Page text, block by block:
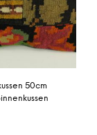
50cm